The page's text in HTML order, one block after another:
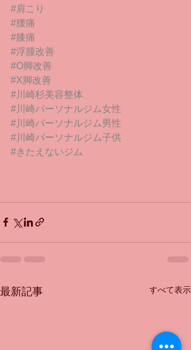
#肩こり
#腰痛
#膝痛
#浮腫改善
#O脚改善
#X脚改善
#川崎杉美容整体
#川崎パーソナルジム女性
#川崎パーソナルジム男性
#川崎パーソナルジム子供
#きたえないジム
最新記事 すべて表示